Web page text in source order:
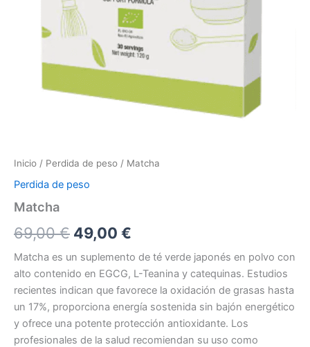
Inicio / Perdida de peso / Matcha
Perdida de peso
Matcha
69,00€ El
precio
original
era:
69,00 €.
49,00 €
precio
actual
es:
49,00 €.
Matcha es un suplemento de té verde japonés en polvo con
alto contenido en EGCG, L-Teanina y catequinas. Estudios
recientes indican que favorece la oxidación de grasas hasta
un 17%, proporciona energía sostenida sin bajón energético
y ofrece una potente protección antioxidante. Los
profesionales de la salud recomiendan su uso como